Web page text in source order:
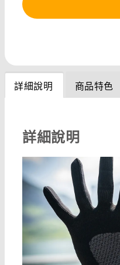
詳細說明 商品特色
詳細說明